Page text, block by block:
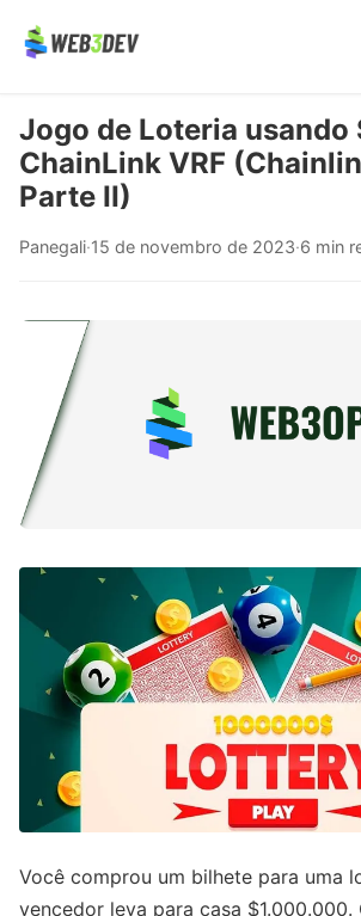
Jogo de Loteria usando
ChainLink VRF
Parte II)
Panegali·15 de novembro de 2023·6 min
Você comprou um bilhete para uma
vencedor leva para casa $1.000.000.